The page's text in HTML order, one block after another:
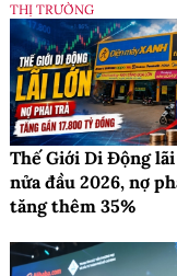
THỊ TRƯỜNG
Thế Giới Di Động
nửa đầu 2026, nợ
tăng thêm 35%